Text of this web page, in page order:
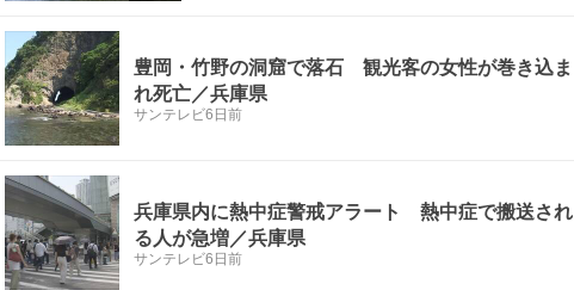
豊岡・竹野の洞窟で落石 観光客の女性が巻き込ま
れ死亡／兵庫県
サンテレビ6日前
兵庫県内に熱中症警戒アラート 熱中症で搬送され
る人が急増／兵庫県
サンテレビ6日前